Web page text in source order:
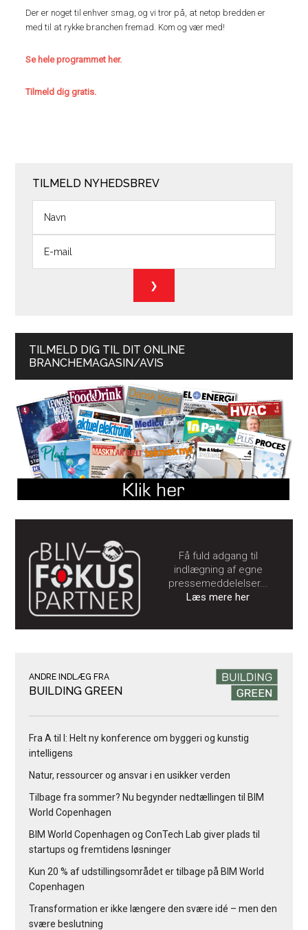
Der er noget til enhver smag, og vi tror på, at netop bredden er
med til at rykke branchen fremad. Kom og vær med!
Se hele programmet her.
Tilmeld dig gratis.
TILMELD NYHEDSBREV
TILMELD DIG TIL DIT ONLINE
BRANCHEMAGASIN/AVIS
Få fuld adgang til
indlægning af egne
pressemeddelelser...
Læs mere her
ANDRE INDLÆG FRA
BUILDING GREEN
Fra A til I: Helt ny konference om byggeri og kunstig
intelligens
Natur, ressourcer og ansvar i en usikker verden
Tilbage fra sommer? Nu begynder nedtællingen til BIM
World Copenhagen
BIM World Copenhagen og ConTech Lab giver plads til
startups og fremtidens løsninger
Kun 20 % af udstillingsområdet er tilbage på BIM World
Copenhagen
Transformation er ikke længere den svære idé – men den
svære beslutning